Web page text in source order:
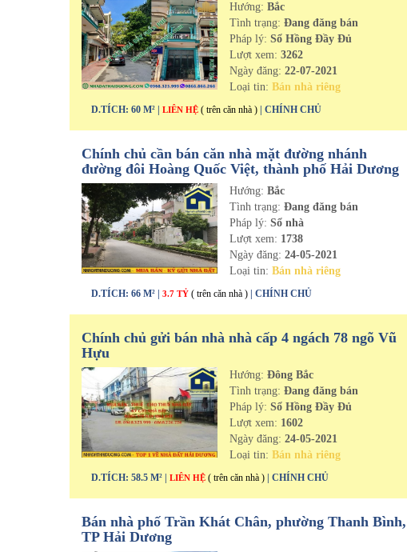
Hướng:Bắc
Tình trạng:Đang đăng bán
Pháp lý: Sổ Hồng Đầy Đủ
Lượt xem:3262
Ngày đăng:22-07-2021
Loại tin:Bán nhà riêng
D.TÍCH: 60 M² | LIÊN HỆ ( trên căn nhà ) | CHÍNH CHỦ
Chính chủ cần bán căn nhà mặt đường nhánh
đường đôi Hoàng Quốc Việt, thành phố Hải Dương
Hướng:Bắc
Tình trạng:Đang đăng bán
Pháp lý: Sổ nhà
Lượt xem: 1738
Ngày đăng:24-05-2021
Loại tin:Bán nhà riêng
D.TÍCH: 66 M² | 3.7 TỶ ( trên căn nhà ) | CHÍNH CHỦ
Chính chủ gửi bán nhà nhà cấp 4 ngách 78 ngõ Vũ
Hựu
Hướng:Đông Bắc
Tình trạng:Đang đăng bán
Pháp lý: Sổ Hồng Đầy Đủ
Lượt xem: 1602
Ngày đăng:24-05-2021
Loại tin:Bán nhà riêng
D.TÍCH: 58.5 M² | LIÊN HỆ ( trên căn nhà ) | CHÍNH CHỦ
Bán nhà phố Trần Khát Chân, phường Thanh Bình,
TP Hải Dương